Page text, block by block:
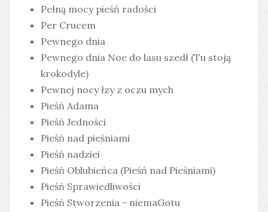
Pełną mocy pieśń radości
Per Crucem
Pewnego dnia
Pewnego dnia Noe do lasu szedł (Tu stoją
krokodyle)
Pewnej nocy łzy z oczu mych
Pieśń Adama
Pieśń Jedności
Pieśń nad pieśniami
Pieśń nadziei
Pieśń Oblubieńca (Pieśń nad Pieśniami)
Pieśń Sprawiedliwości
Pieśń Stworzenia - niemaGotu